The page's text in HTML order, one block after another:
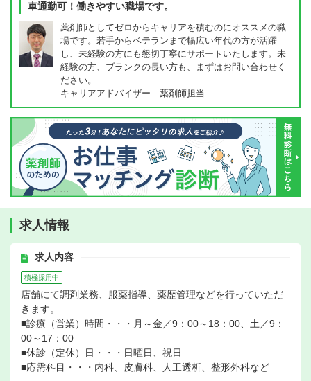
車通勤可！働きやすい職場です。
薬剤師としてゼロからキャリアを積むのにオススメの職
場です。若手からベテランまで幅広い年代の方が活躍
し、未経験の方にも懇切丁寧にサポートいたします。未
経験の方、ブランクの長い方も、まずはお問い合わせく
ださい。
キャリアアドバイザー 薬剤師担当
求人情報
求人内容
積極採用中
店舗にて調剤業務、服薬指導、薬歴管理などを行っていただ
きます。
■診療（営業）時間・・・月～金／9：00～18：00、土／9：
00～17：00
■休診（定休）日・・・日曜日、祝日
■応需科目・・・内科、皮膚科、人工透析、整形外科など